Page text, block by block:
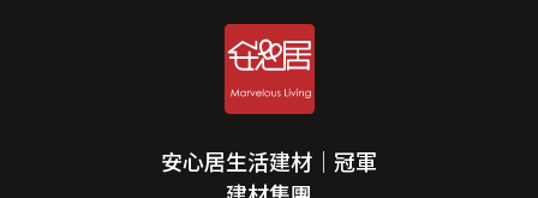
安心居生活建材｜冠軍